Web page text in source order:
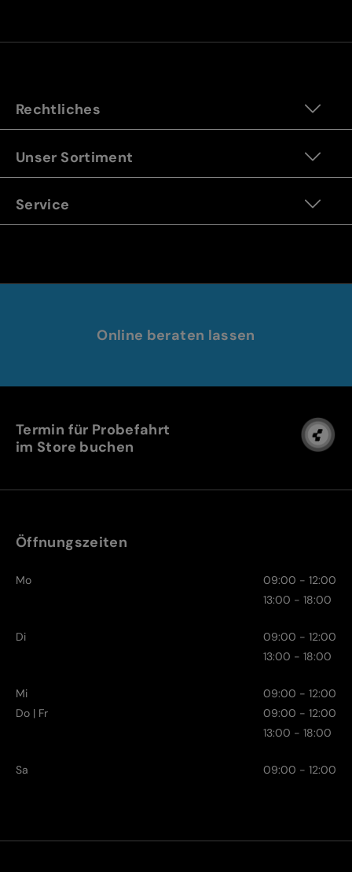
Rechtliches
Unser Sortiment
Service
Online beraten lassen
Termin für Probefahrt
im Store buchen
Öffnungszeiten
Mo
09:00 - 12:00
13:00 - 18:00
Di
09:00 - 12:00
13:00 - 18:00
Mi
09:00 - 12:00
Do | Fr
09:00 - 12:00
13:00 - 18:00
Sa 09:00 - 12:00